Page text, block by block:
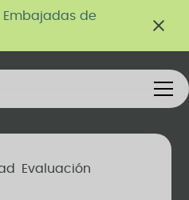
de
Evaluación